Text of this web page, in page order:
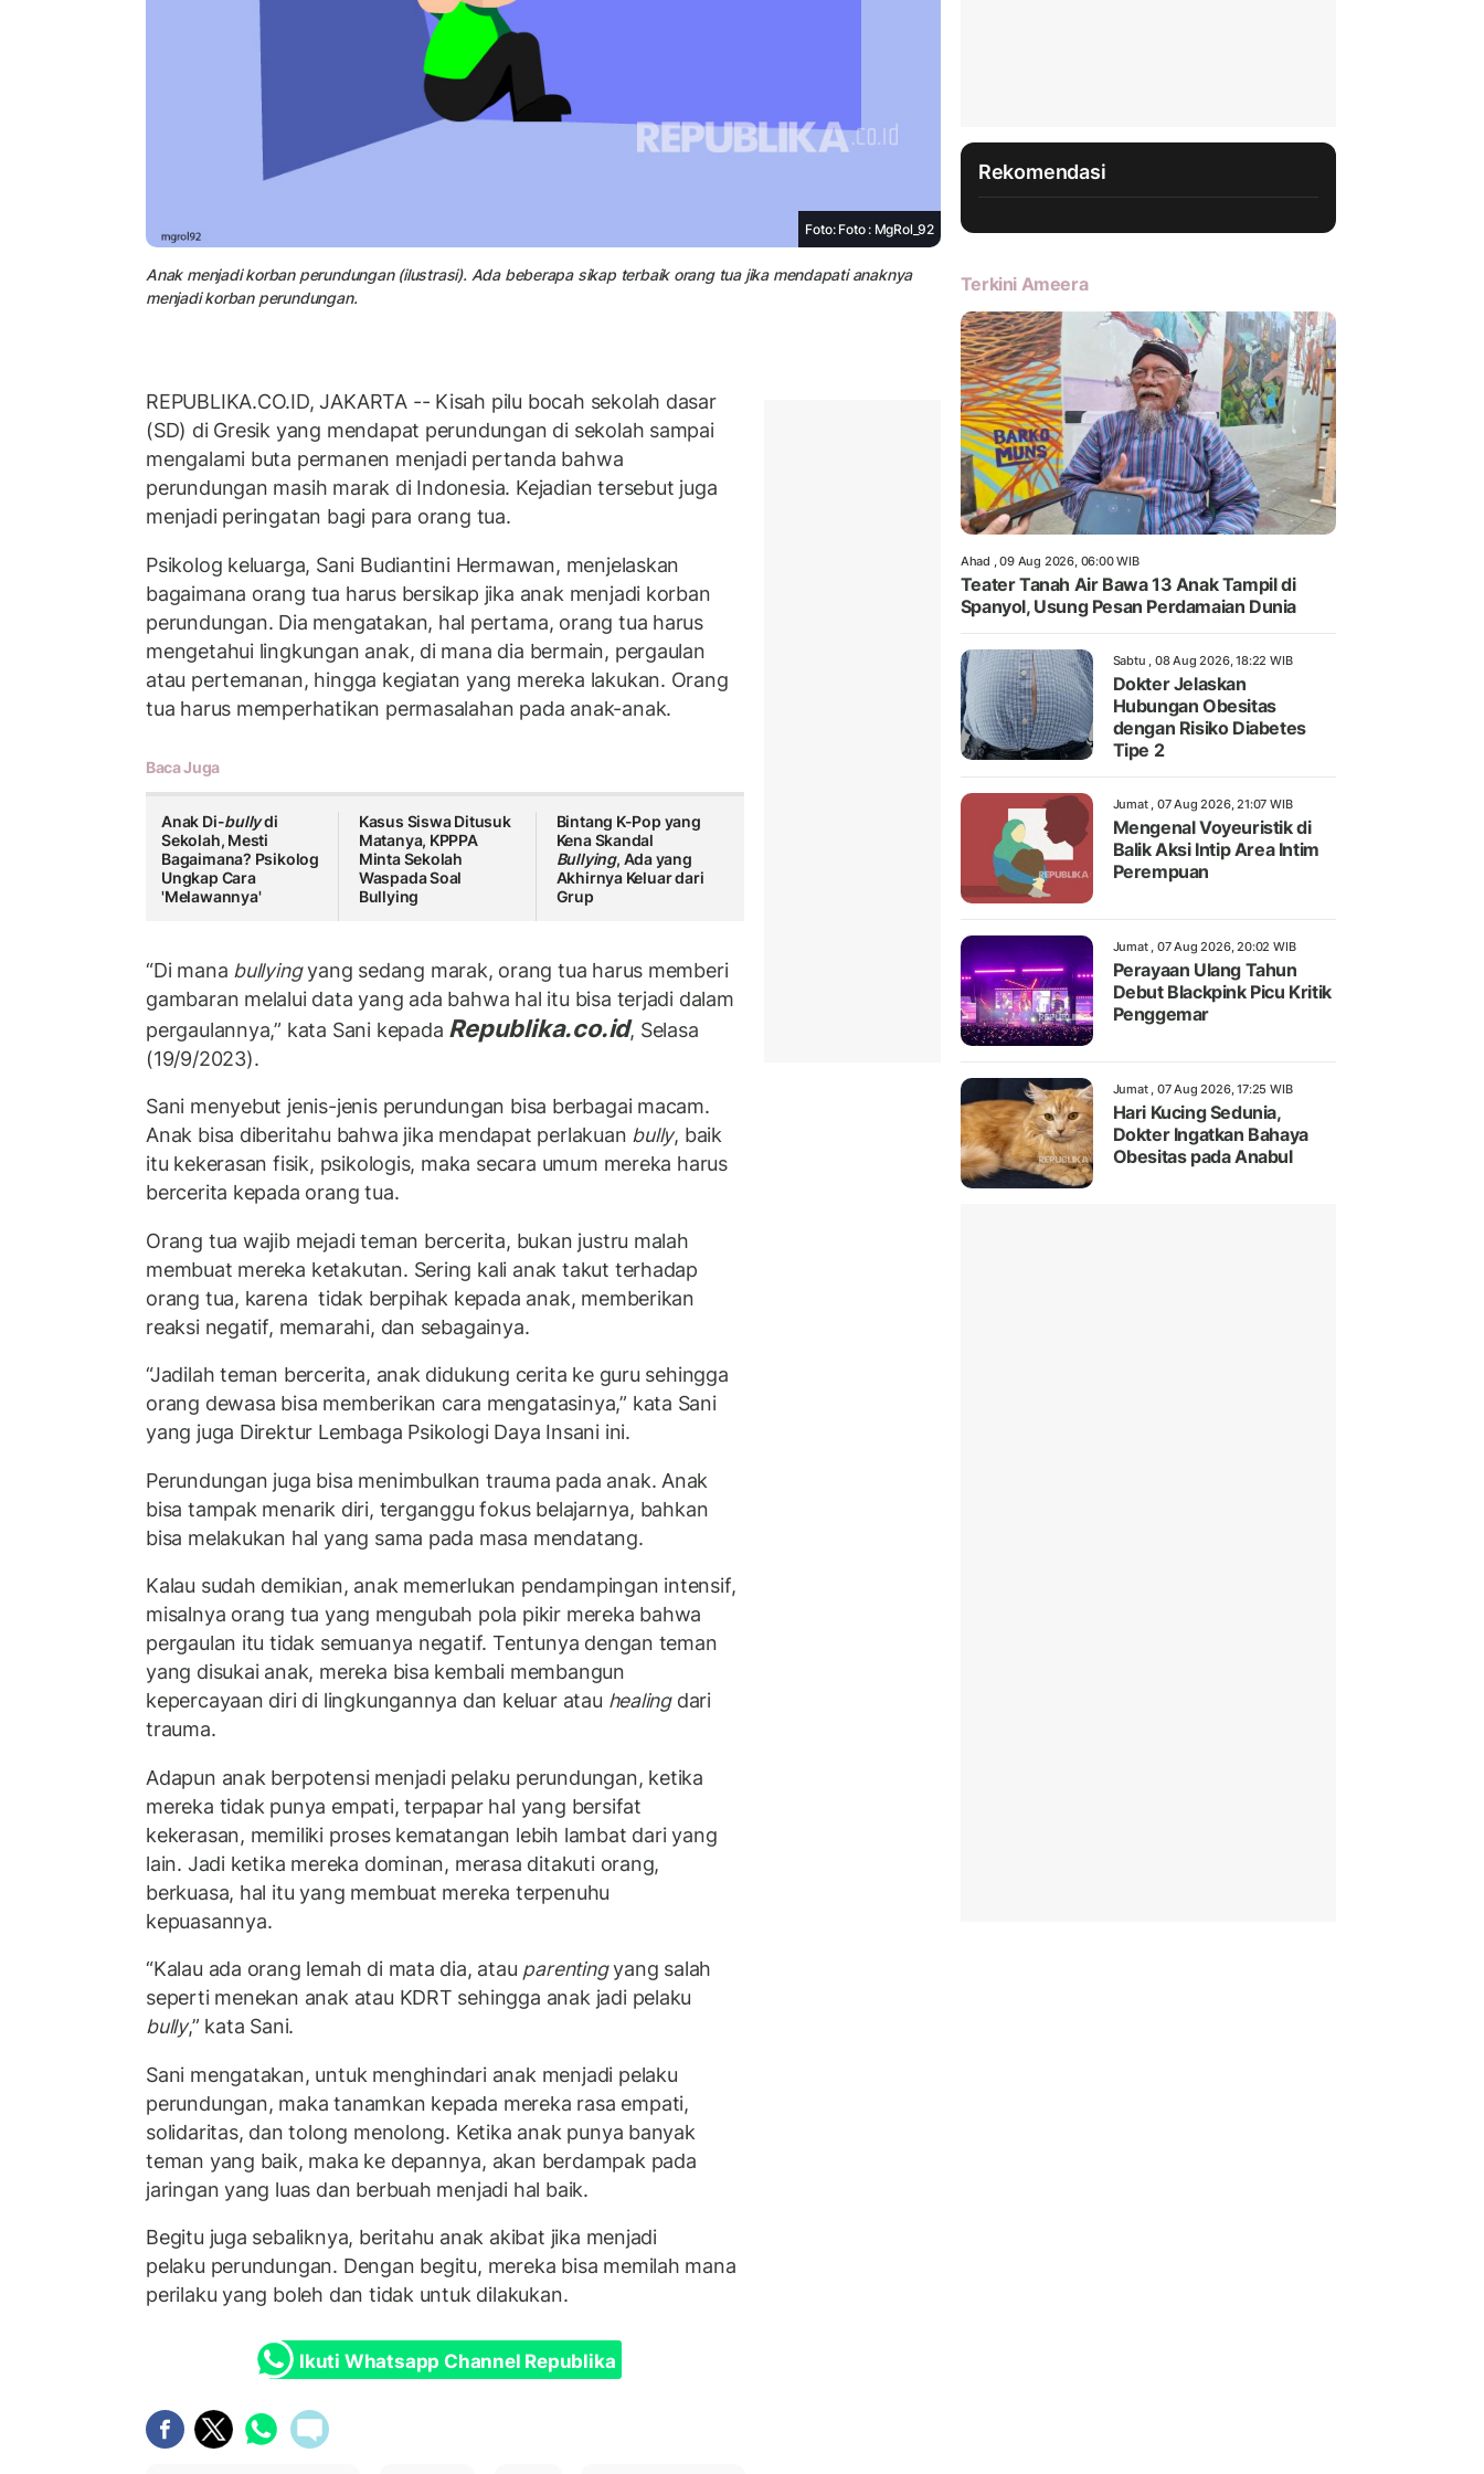
Foto: Foto : MgRol_92
Anak menjadi korban perundungan (ilustrasi). Ada beberapa sikap terbaik orang tua jika mendapati anaknya
menjadi korban perundungan.
REPUBLIKA.CO.ID, JAKARTA -- Kisah pilu bocah sekolah dasar
(SD) di Gresik yang mendapat perundungan di sekolah sampai
mengalami buta permanen menjadi pertanda bahwa
perundungan masih marak di Indonesia. Kejadian tersebut juga
menjadi peringatan bagi para orang tua.
Psikolog keluarga, Sani Budiantini Hermawan, menjelaskan
bagaimana orang tua harus bersikap jika anak menjadi korban
perundungan. Dia mengatakan, hal pertama, orang tua harus
mengetahui lingkungan anak, di mana dia bermain, pergaulan
atau pertemanan, hingga kegiatan yang mereka lakukan. Orang
tua harus memperhatikan permasalahan pada anak-anak.
Baca Juga
Anak Di-bullydi
Sekolah, Mesti
Bagaimana? Psikolog
Ungkap Cara
'Melawannya'
Kasus Siswa Ditusuk
Matanya, KPPPA
Minta Sekolah
Waspada Soal
Bullying
Bintang K-Pop yang
Kena Skandal
Bullying, Ada yang
Akhirnya Keluar dari
Grup
“Di mana bullyingyang sedang marak, orang tua harus memberi
gambaran melalui data yang ada bahwa hal itu bisa terjadi dalam
pergaulannya,” kata Sani kepada Republika.co.id, Selasa
(19/9/2023).
Sani menyebut jenis-jenis perundungan bisa berbagai macam.
Anak bisa diberitahu bahwa jika mendapat perlakuan bully, baik
itu kekerasan fisik, psikologis, maka secara umum mereka harus
bercerita kepada orang tua.
Orang tua wajib mejadi teman bercerita, bukan justru malah
membuat mereka ketakutan. Sering kali anak takut terhadap
orang tua, karena tidak berpihak kepada anak, memberikan
reaksi negatif, memarahi, dan sebagainya.
“Jadilah teman bercerita, anak didukung cerita ke guru sehingga
orang dewasa bisa memberikan cara mengatasinya,” kata Sani
yang juga Direktur Lembaga Psikologi Daya Insani ini.
Perundungan juga bisa menimbulkan trauma pada anak. Anak
bisa tampak menarik diri, terganggu fokus belajarnya, bahkan
bisa melakukan hal yang sama pada masa mendatang.
Kalau sudah demikian, anak memerlukan pendampingan intensif,
misalnya orang tua yang mengubah pola pikir mereka bahwa
pergaulan itu tidak semuanya negatif. Tentunya dengan teman
yang disukai anak, mereka bisa kembali membangun
kepercayaan diri di lingkungannya dan keluar atau healingdari
trauma.
Adapun anak berpotensi menjadi pelaku perundungan, ketika
mereka tidak punya empati, terpapar hal yang bersifat
kekerasan, memiliki proses kematangan lebih lambat dari yang
lain. Jadi ketika mereka dominan, merasa ditakuti orang,
berkuasa, hal itu yang membuat mereka terpenuhu
kepuasannya.
“Kalau ada orang lemah di mata dia, atau parentingyang salah
seperti menekan anak atau KDRT sehingga anak jadi pelaku
bully,” kata Sani.
Sani mengatakan, untuk menghindari anak menjadi pelaku
perundungan, maka tanamkan kepada mereka rasa empati,
solidaritas, dan tolong menolong. Ketika anak punya banyak
teman yang baik, maka ke depannya, akan berdampak pada
jaringan yang luas dan berbuah menjadi hal baik.
Begitu juga sebaliknya, beritahu anak akibat jika menjadi
pelaku perundungan. Dengan begitu, mereka bisa memilah mana
perilaku yang boleh dan tidak untuk dilakukan.
Ikuti Whatsapp Channel Republika
Rekomendasi
Terkini Ameera
Ahad , 09 Aug 2026, 06:00 WIB
Teater Tanah Air Bawa 13 Anak Tampil di
Spanyol, Usung Pesan Perdamaian Dunia
Sabtu , 08 Aug 2026, 18:22 WIB
Dokter Jelaskan
Hubungan Obesitas
dengan Risiko Diabetes
Tipe 2
Jumat , 07 Aug 2026, 21:07 WIB
Mengenal Voyeuristik di
Balik Aksi Intip Area Intim
Perempuan
Jumat , 07 Aug 2026, 20:02 WIB
Perayaan Ulang Tahun
Debut Blackpink Picu Kritik
Penggemar
Jumat , 07 Aug 2026, 17:25 WIB
Hari Kucing Sedunia,
Dokter Ingatkan Bahaya
Obesitas pada Anabul